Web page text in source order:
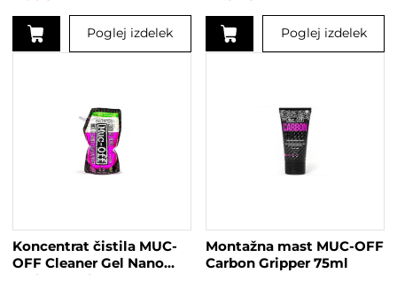
Poglej izdelek Poglej izdelek
Koncentrat čistila MUC-
OFF Cleaner Gel Nano
Tech 500ml
Montažna mast MUC-OFF
Carbon Gripper 75ml